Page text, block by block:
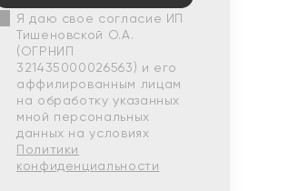
Я даю свое согласие ИП
Тишеновской О.А.
(ОГРНИП
321435000026563) и его
аффилированным лицам
на обработку указанных
мной персональных
данных на условиях
Политики
конфиденциальности